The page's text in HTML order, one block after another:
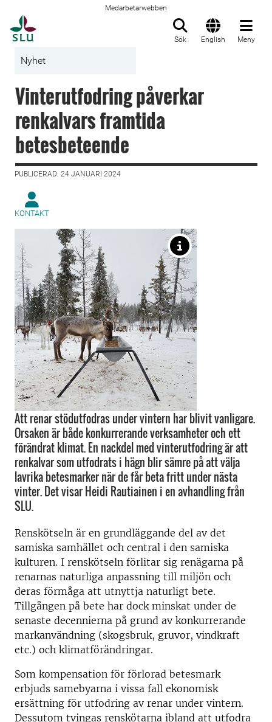
Medarbetarwebben
Sök English Meny
Nyhet
Vinterutfodring påverkar
renkalvars framtida
betesbeteende
PUBLICERAD: 24 JANUARI 2024
KONTAKT
Att renar stödutfodras under vintern har blivit vanligare.
Orsaken är både konkurrerande verksamheter och ett
förändrat klimat. En nackdel med vinterutfodring är att
renkalvar som utfodrats i hägn blir sämre på att välja
lavrika betesmarker när de får beta fritt under nästa
vinter. Det visar Heidi Rautiainen i en avhandling från
SLU.
Renskötseln är en grundläggande del av det
samiska samhället och central i den samiska
kulturen. I renskötseln förlitar sig renägarna på
renarnas naturliga anpassning till miljön och
deras förmåga att utnyttja naturligt bete.
Tillgången på bete har dock minskat under de
senaste decennierna på grund av konkurrerande
markanvändning (skogsbruk, gruvor, vindkraft
etc.) och klimatförändringar.
Som kompensation för förlorad betesmark
erbjuds samebyarna i vissa fall ekonomisk
ersättning för utfodring av renar under vintern.
Dessutom tvingas renskötarna ibland att utfodra